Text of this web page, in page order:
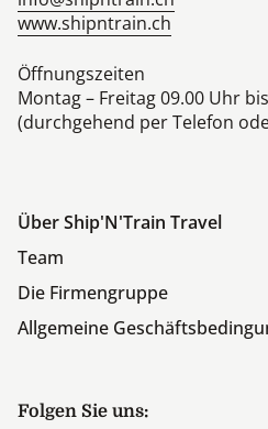
www.shipntrain.ch
Öffnungszeiten
Montag – Freitag 09.00 Uhr
(durchgehend per Telefon
Über Ship'N'Train Travel
Team
Die Firmengruppe
Allgemeine
Folgen Sie uns: